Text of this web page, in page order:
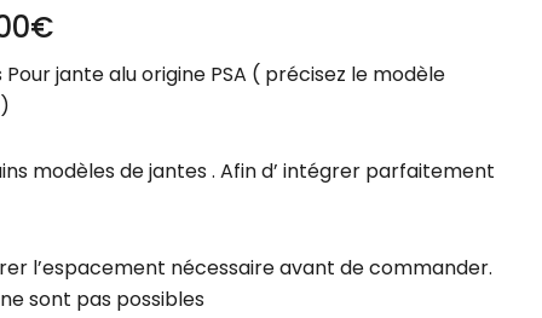
€
jante alu origine PSA ( précisez le modèle
modèles de jantes . Afin d’ intégrer parfaitement
l’espacement nécessaire avant de commander.
sont pas possibles